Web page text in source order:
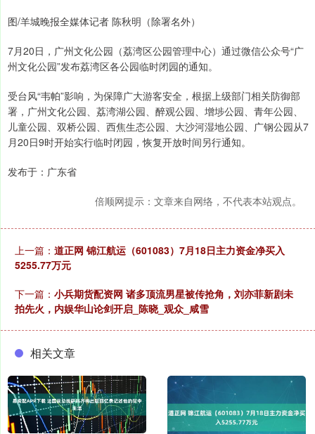
图/羊城晚报全媒体记者 陈秋明（除署名外）
7月20日，广州文化公园（荔湾区公园管理中心）通过微信公众号“广
州文化公园”发布荔湾区各公园临时闭园的通知。
受台风“韦帕”影响，为保障广大游客安全，根据上级部门相关防御部
署，广州文化公园、荔湾湖公园、醉观公园、增埗公园、青年公园、
儿童公园、双桥公园、西焦生态公园、大沙河湿地公园、广钢公园从7
月20日9时开始实行临时闭园，恢复开放时间另行通知。
发布于：广东省
倍顺网提示：文章来自网络，不代表本站观点。
上一篇： 道正网 锦江航运（601083）7月18日主力资金净买入
5255.77万元
下一篇： 小兵期货配资网 诸多顶流男星被传抢角，刘亦菲新剧未
拍先火，内娱华山论剑开启_陈晓_观众_咸雪
相关文章